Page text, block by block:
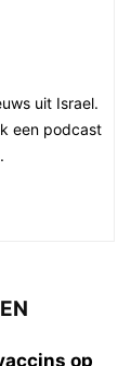
uit Israel.
een podcast
op